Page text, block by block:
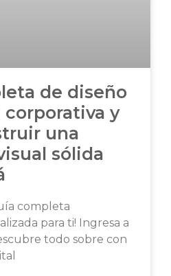
de diseño
y
una
sólida
completa
para ti! Ingresa a
todo sobre con